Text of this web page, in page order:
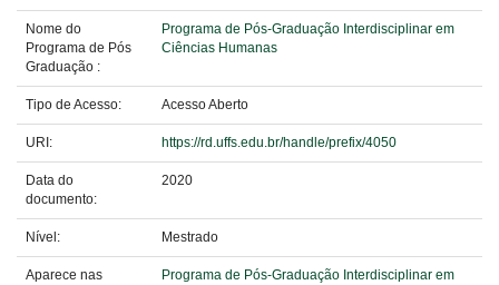
Nome do
Programa de Pós
Graduação :
Programa de Pós-Graduação Interdisciplinar em
Ciências Humanas
Tipo de Acesso: Acesso Aberto
URI: https://rd.uffs.edu.br/handle/prefix/4050
Data do
documento:
2020
Nível: Mestrado
Aparece nas
Programa de Pós-Graduação Interdisciplinar em